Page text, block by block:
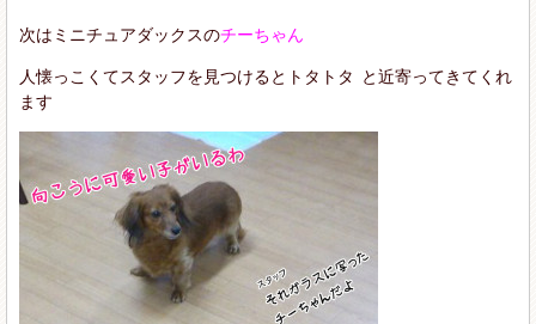
次はミニチュアダックスのチーちゃん
人懐っこくてスタッフを見つけるとトタトタ
と近寄ってきてくれ
ます